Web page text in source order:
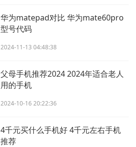
华为matepad对比 华为mate60pro
型号代码
2024-11-13 04:48:38
父母手机推荐2024 2024年适合老人
用的手机
2024-10-16 20:22:36
4千元买什么手机好 4千元左右手机
推荐